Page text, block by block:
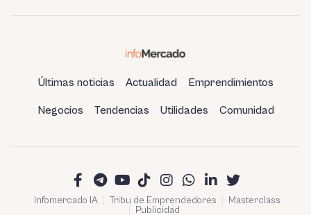
Últimas noticias Actualidad Emprendimientos
Negocios Tendencias Utilidades Comunidad
Infomercado IA Tribu de Emprendedores
Masterclass
Publicidad